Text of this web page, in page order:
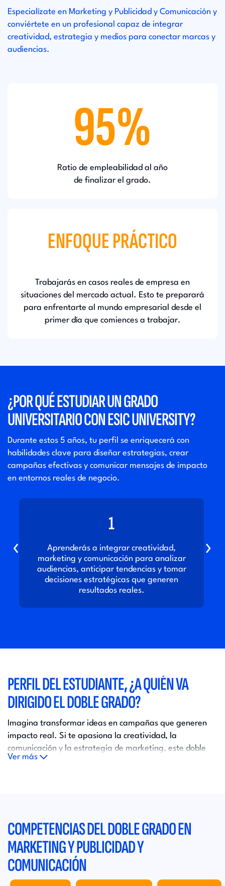
Especialízate en Marketing y Publicidad y Comunicación y
conviértete en un profesional capaz de integrar
creatividad, estrategia y medios para conectar marcas y
audiencias.
95%
Ratio de empleabilidad al año
de finalizar el grado.
ENFOQUE PRÁCTICO
Trabajarás en casos reales de empresa en
situaciones del mercado actual. Esto te preparará
para enfrentarte al mundo empresarial desde el
primer día que comiences a trabajar.
¿POR QUÉ ESTUDIAR UN GRADO
UNIVERSITARIO CON ESIC UNIVERSITY?
Durante estos 5 años, tu perfil se enriquecerá con
habilidades clave para diseñar estrategias, crear
campañas efectivas y comunicar mensajes de impacto
en entornos reales de negocio.
1
Aprenderás a integrar creatividad,
marketing y comunicación para analizar
audiencias, anticipar tendencias y tomar
decisiones estratégicas que generen
resultados reales.
‹ ›
PERFIL DEL ESTUDIANTE, ¿A QUIÉN VA
DIRIGIDO EL DOBLE GRADO?
Imagina transformar ideas en campañas que generen
impacto real. Si te apasiona la creatividad, la
comunicación y la estrategia de marketing, este doble
grado te permitirá convertir talento en resultados
Ver más
COMPETENCIAS DEL DOBLE GRADO EN
MARKETING Y PUBLICIDAD Y
COMUNICACIÓN